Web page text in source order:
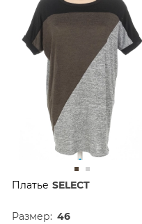
Платье SELECT
Размер: 46